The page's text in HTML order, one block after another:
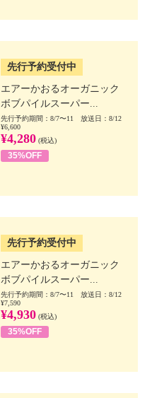
先行予約受付中
エアーかおるオーガニック
ボブパイルスーパー...
先行予約期間：8/7〜11 放送日：8/12
¥6,600
¥4,280 (税込)
35%OFF
先行予約受付中
エアーかおるオーガニック
ボブパイルスーパー...
先行予約期間：8/7〜11 放送日：8/12
¥7,590
¥4,930 (税込)
35%OFF